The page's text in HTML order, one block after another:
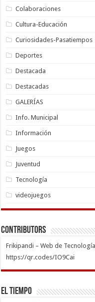
Colaboraciones
Cultura-Educación
Curiosidades-Pasatiempos
Deportes
Destacada
Destacadas
GALERÍAS
Info. Municipal
Información
Juegos
Juventud
Tecnología
videojuegos
Contributors
Frikipandi – Web de
https://qr.codes/IO9Cai
El Tiempo